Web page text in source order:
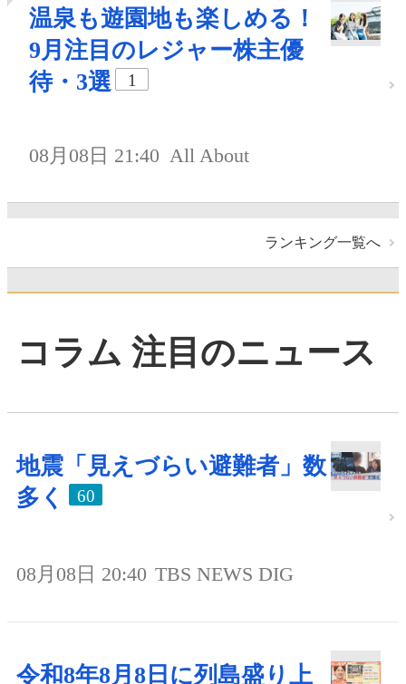
温泉も遊園地も楽しめる！
9月注目のレジャー株主優
待・3選
1
08月08日 21:40 All About
ランキング一覧へ
コラム 注目のニュース
地震「見えづらい避難者」数
多く
60
08月08日 20:40 TBS NEWS DIG
令和8年8月8日に列島盛り上